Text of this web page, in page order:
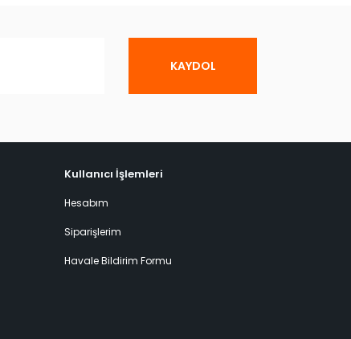
KAYDOL
Kullanıcı İşlemleri
Hesabım
Siparişlerim
Havale Bildirim Formu